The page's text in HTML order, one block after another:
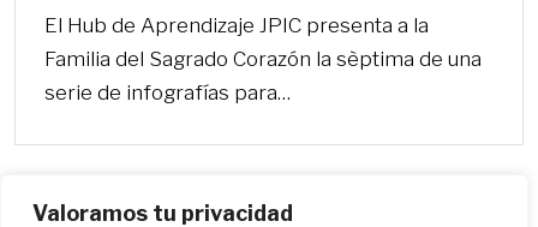
Valoramos tu privacidad
El Hub de Aprendizaje JPIC presenta a la
Familia del Sagrado Corazón la sèptima de una
serie de infografías para…